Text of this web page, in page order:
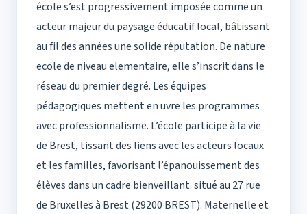
école s’est progressivement imposée comme un
acteur majeur du paysage éducatif local, bâtissant
au fil des années une solide réputation. De nature
ecole de niveau elementaire, elle s’inscrit dans le
réseau du premier degré. Les équipes
pédagogiques mettent en uvre les programmes
avec professionnalisme. L’école participe à la vie
de Brest, tissant des liens avec les acteurs locaux
et les familles, favorisant l’épanouissement des
élèves dans un cadre bienveillant. situé au 27 rue
de Bruxelles à Brest (29200 BREST). Maternelle et